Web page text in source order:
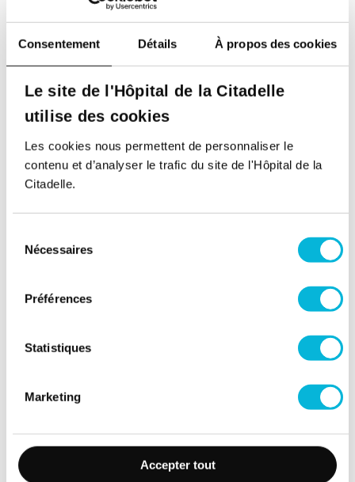
Consentement Détails À propos des cookies
Le site de l'Hôpital de la Citadelle
utilise des cookies
Les cookies nous permettent de personnaliser le
contenu et d’analyser le trafic du site de l'Hôpital de la
Citadelle.
Nécessaires
Préférences
Statistiques
Marketing
Accepter tout
www.myebox.be.
Une fois l’eBox activée, les factures concernées
seront disponibles directement dans cet espace
numérique sécurisé.
Avec cette possibilité, l’hôpital de la Citadelle
poursuit une démarche à la fois pratique, sécurisée
et plus respectueuse de l’environnement.
Vers e-Box
Retour vers toutes nos actualités